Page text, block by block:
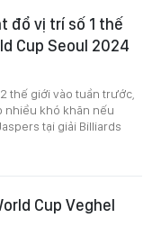
đổ vị trí số 1 thế
Cup Seoul 2024
thế giới vào tuần trước,
nhiều khó khăn nếu
tại giải Billiards
Cup Veghel